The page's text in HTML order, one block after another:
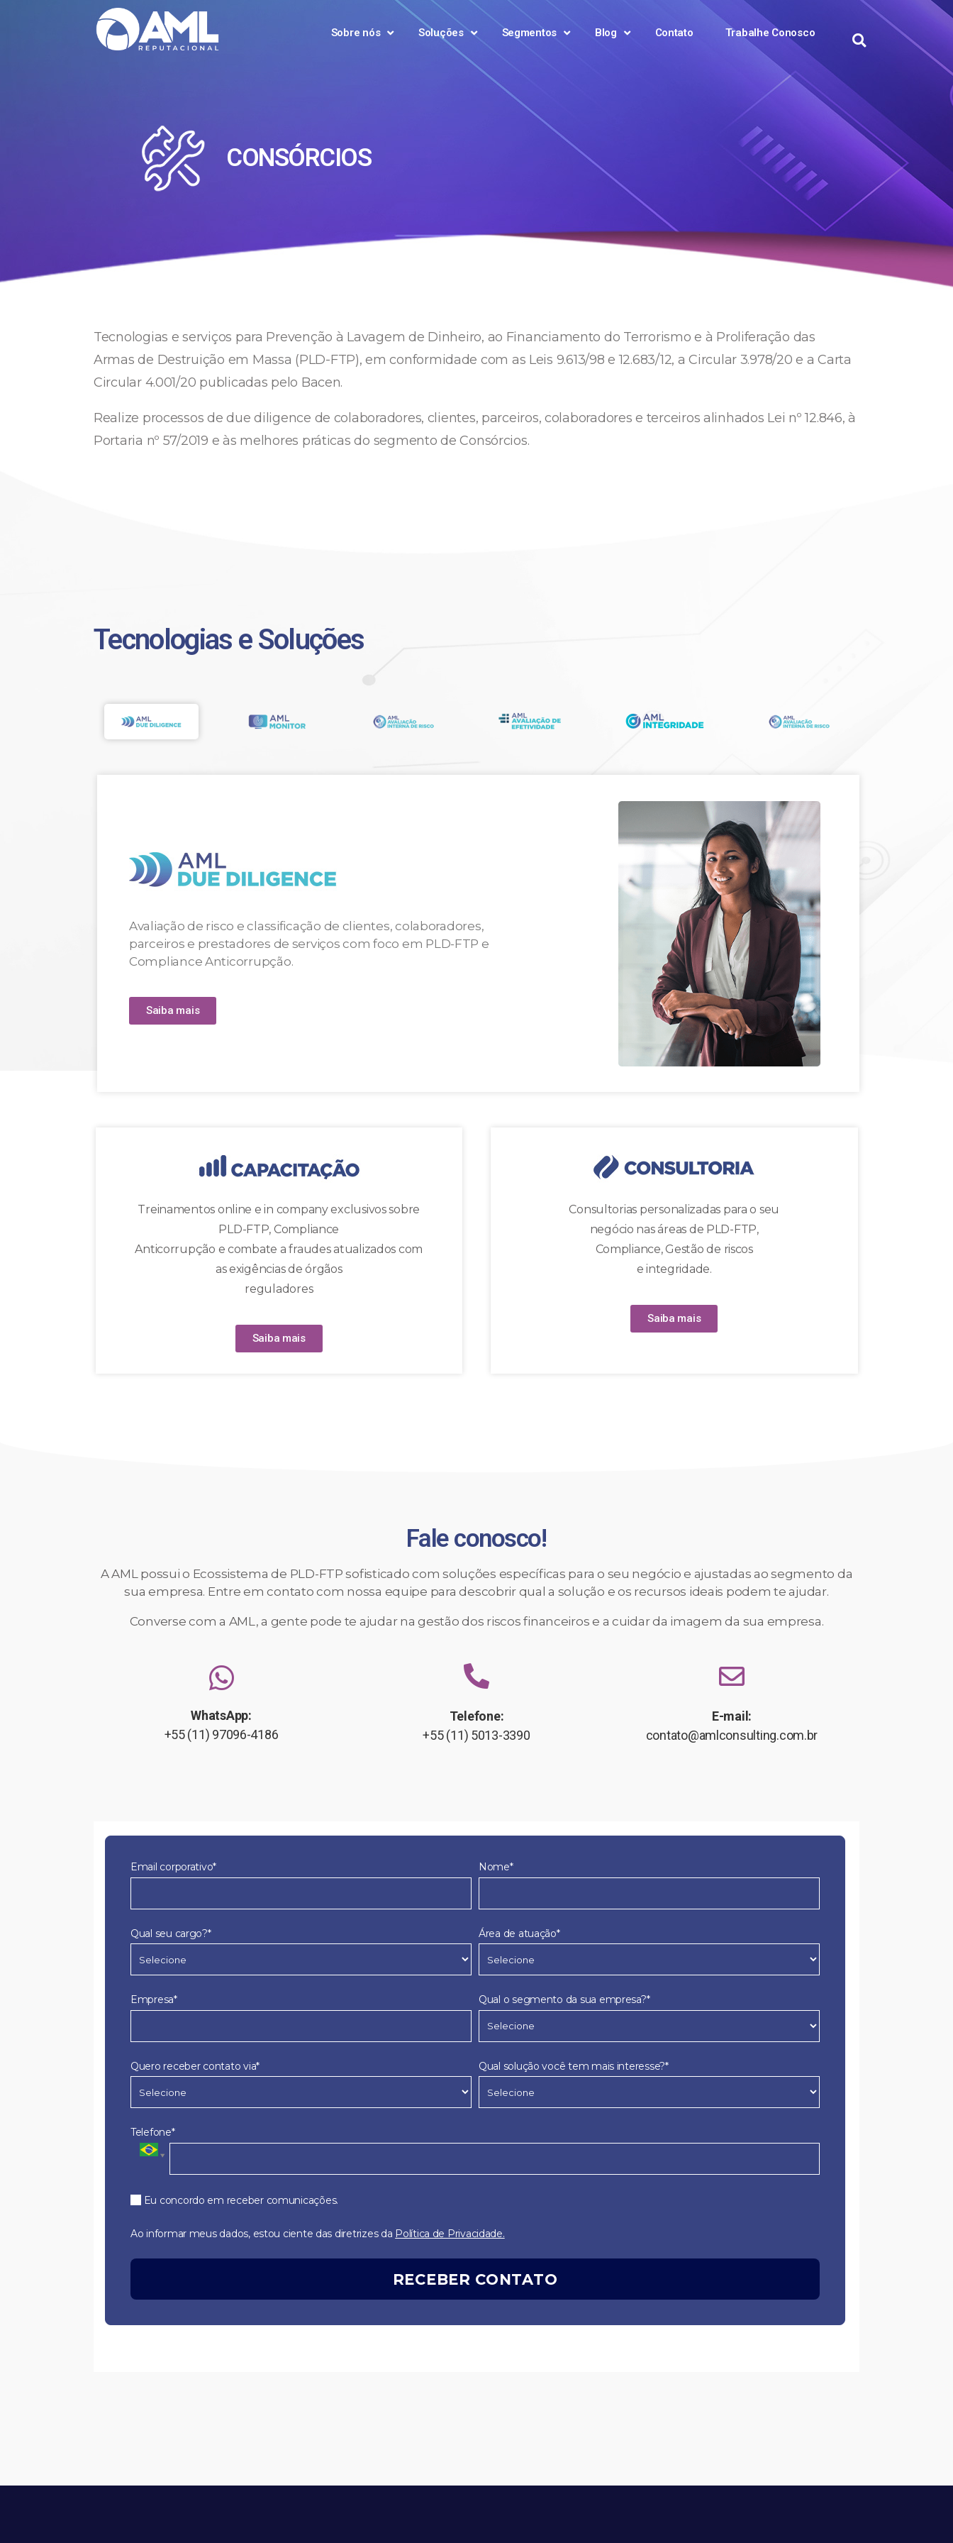
Sobre nós Soluções Segmentos Blog Contato Trabalhe Conosco
CONSÓRCIOS
Tecnologias e serviços para Prevenção à Lavagem de Dinheiro, ao Financiamento do Terrorismo e à Proliferação das
Armas de Destruição em Massa (PLD-FTP), em conformidade com as Leis 9.613/98 e 12.683/12, a Circular 3.978/20 e a Carta
Circular 4.001/20 publicadas pelo Bacen.
Realize processos de due diligence de colaboradores, clientes, parceiros, colaboradores e terceiros alinhados Lei nº 12.846, à
Portaria nº 57/2019 e às melhores práticas do segmento de Consórcios.
Tecnologias e Soluções
Avaliação de risco e classificação de clientes, colaboradores,
parceiros e prestadores de serviços com foco em PLD-FTP e
Compliance Anticorrupção.
Saiba mais
Treinamentos online e in company exclusivos sobre
PLD-FTP, Compliance
Anticorrupção e combate a fraudes atualizados com
as exigências de órgãos
reguladores
Saiba mais
Consultorias personalizadas para o seu
negócio nas áreas de PLD-FTP,
Compliance, Gestão de riscos
e integridade.
Saiba mais
Fale conosco!
A AML possui o Ecossistema de PLD-FTP sofisticado com soluções específicas para o seu negócio e ajustadas ao segmento da
sua empresa. Entre em contato com nossa equipe para descobrir qual a solução e os recursos ideais podem te ajudar.
Converse com a AML, a gente pode te ajudar na gestão dos riscos financeiros e a cuidar da imagem da sua empresa.
WhatsApp:
+55 (11) 97096-4186
Telefone:
+55 (11) 5013-3390
E-mail:
contato@amlconsulting.com.br
Email corporativo* Nome*
Qual seu cargo?* Área de atuação*
Empresa* Qual o segmento da sua empresa?*
Quero receber contato via* Qual solução você tem mais interesse?*
Telefone*
Eu concordo em receber comunicações.
Ao informar meus dados, estou ciente das diretrizes da Política de Privacidade.
RECEBER CONTATO